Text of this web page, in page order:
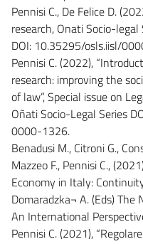
Pennisi C., De Felice D.
research, Onati Socio-legal
DOI: 10.35295/osls.iisl/
Pennisi C. (2022),
research: improving the
of law”, Special issue on
Oñati Socio-Legal Series
0000-1326.
Benadusi M., Citroni G.,
Mazzeo F., Pennisi C.,
Economy in Italy:
Domaradzka¬ A. (Eds)
An International
Pennisi C. (2021),